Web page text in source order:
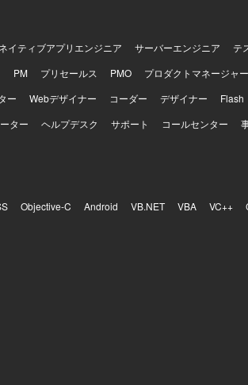
ネイティブアプリエンジニア サーバーエンジニア テ
PM プリセールス PMO プロダクトマネージャー
ー Webデザイナー コーダー デザイナー Flash
ター ヘルプデスク サポート コールセンター
Objective-C Android VB.NET VBA VC++